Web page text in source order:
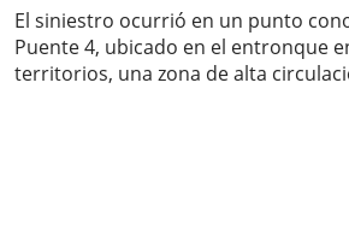
El siniestro ocurrió en un punto
Puente 4, ubicado en el entronque
territorios, una zona de alta